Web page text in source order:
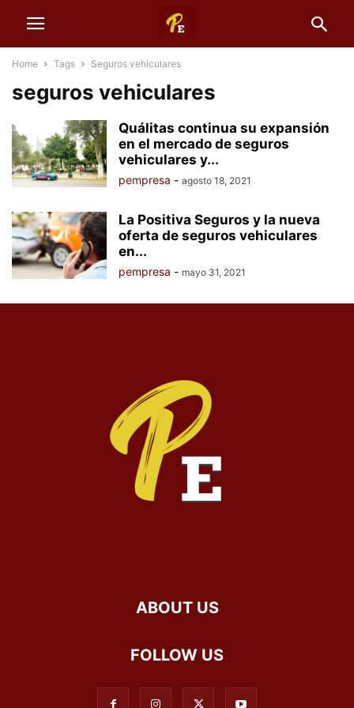
Home Tags Seguros vehiculares
seguros vehiculares
Quálitas continua su expansión
en el mercado de seguros
vehiculares y...
pempresa - agosto 18, 2021
La Positiva Seguros y la nueva
oferta de seguros vehiculares
en...
pempresa - mayo 31, 2021
ABOUT US
FOLLOW US